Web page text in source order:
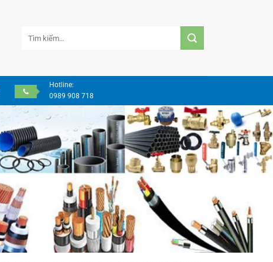
kiếm:
Hotline:
0989 908 718